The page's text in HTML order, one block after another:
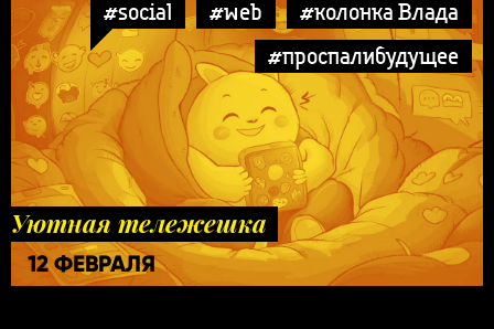
#social #web
#колонка Влада
#проспалибудущее
Уютная тележешка
12 ФЕВРАЛЯ